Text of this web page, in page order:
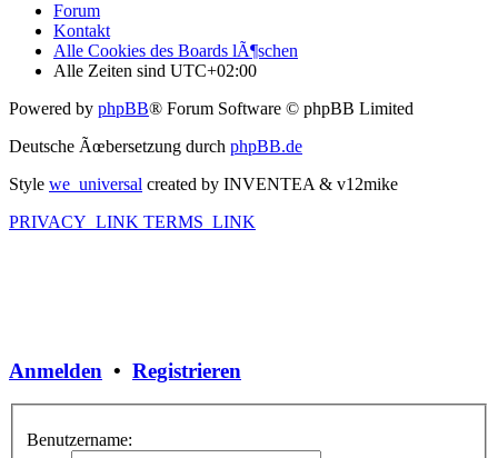
Forum
Kontakt
Alle Cookies des Boards lÃ¶schen
Alle Zeiten sind UTC+02:00
Powered by phpBB® Forum Software © phpBB Limited
Deutsche Ãœbersetzung durch phpBB.de
Style we_universal created by INVENTEA & v12mike
PRIVACY_LINK TERMS_LINK
Anmelden • Registrieren
Benutzername: